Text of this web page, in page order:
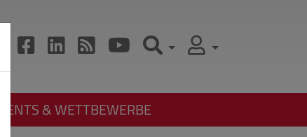
EVENTS & WETTBEWERBE